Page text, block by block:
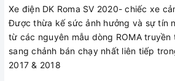
Xe điện DK Roma SV 2020- chiếc xe
Được thừa kế sức ảnh hưởng và sự tín
từ các nguyên mẫu dòng ROMA truyền
sang chảnh bán chạy nhất liên tiếp
2017 & 2018